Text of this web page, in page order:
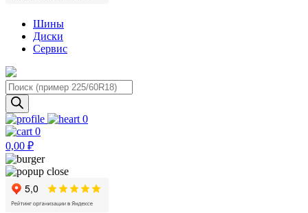
Шины
Диски
Сервис
Поиск
товаров
0
0
0,00 ₽